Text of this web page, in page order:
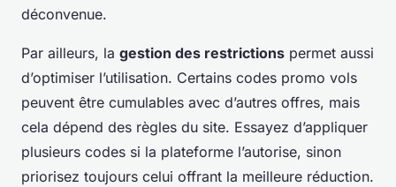
déconvenue.
Par ailleurs, la gestion des restrictions permet aussi
d’optimiser l’utilisation. Certains codes promo vols
peuvent être cumulables avec d’autres offres, mais
cela dépend des règles du site. Essayez d’appliquer
plusieurs codes si la plateforme l’autorise, sinon
priorisez toujours celui offrant la meilleure réduction.